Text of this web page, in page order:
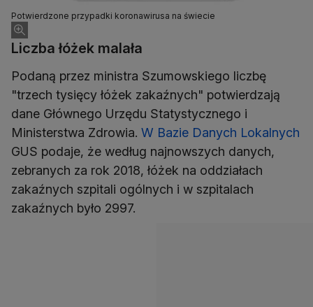
Potwierdzone przypadki koronawirusa na świecie
Liczba łóżek malała
Podaną przez ministra Szumowskiego liczbę
"trzech tysięcy łóżek zakaźnych" potwierdzają
dane Głównego Urzędu Statystycznego i
Ministerstwa Zdrowia. W Bazie Danych Lokalnych
GUS podaje, że według najnowszych danych,
zebranych za rok 2018, łóżek na oddziałach
zakaźnych szpitali ogólnych i w szpitalach
zakaźnych było 2997.